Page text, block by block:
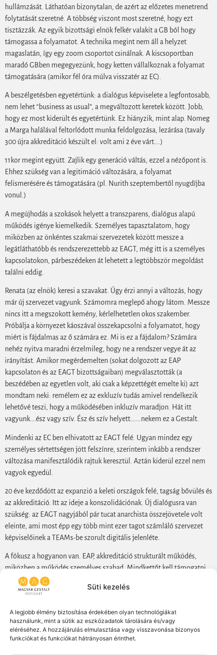
Süti kezelés
A legjobb élmény biztosítása érdekében olyan technológiákat
használunk, mint a sütik az eszközadatok tárolására és/vagy
eléréséhez. A hozzájárulás elmulasztása vagy visszavonása bizonyos
funkciókat és funkciókat hátrányosan érinthet.
hullámzását. Láthatóan bizonytalan, de azért az előzetes menetrend
folytatását szeretné. A többség viszont most szeretné, hogy ezt
tisztázzák. Az egyik bizottsági elnök felkér valakit a GB ból hogy
támogassa a folyamatot. A technika megint nem áll a helyzet
magaslatán, így egy zoom csoportot csinálnak. A kiscsoportban
maradó GBben megegyezünk, hogy ketten vállalkoznak a folyamat
támogatására (amikor fél óra múlva visszatér az EC).
A beszélgetésben egyetértünk: a dialógus képviselete a legfontosabb,
nem lehet “business as usual”, a megváltozott keretek között. Jobb,
hogy ez most kiderült és egyetértünk. Ez hiányzik, mint alap. Nomeg
a Marga halálával feltorlódott munka feldolgozása, lezárása (tavaly
300 újra akkreditáció készült el: volt ami 2 éve várt….)
11kor megint együtt. Zajlik egy generáció váltás, ezzel a nézőpont is.
Ehhez szükség van a legitimáció változására, a folyamat
felismerésére és támogatására (pl. Nurith szeptembertől nyugdíjba
vonul.)
A megújhodás a szokások helyett a transzparens, dialógus alapú
működés igénye kiemelkedik. Személyes tapasztalatom, hogy
miközben az önkéntes szakmai szervezetek között messze a
legátláthatóbb és rendszerezettebb az EAGT, még itt is a személyes
kapcsolatokon, párbeszédeken át lehetett a legtöbbször megoldást
találni eddig.
Renata (az elnök) keresi a szavakat. Úgy érzi annyi a változás, hogy
már új szervezet vagyunk. Számomra meglepő ahogy látom. Messze
nincs itt a megszokott kemény, kérlelhetetlen okos szakember.
Próbálja a környezet káoszával összekapcsolni a folyamatot, hogy
miért is fájdalmas az ő számára ez. Mi is ez a fájdalom? Számára
nehéz nyitva maradni érzelmileg, hogy ne a rendszer vegye át az
irányítást. Amikor megérdemelten (sokat dolgozott az EAP
kapcsolaton és az EAGT bizottságaiban) megválasztották (a
beszédében az egyetlen volt, aki csak a képzettégét emelte ki) azt
mondtam neki: remélem ez az exkluzív tudás amivel rendelkezik
lehetővé teszi, hogy a működésében inkluzív maradjon. Hát itt
vagyunk….ész vagy szív. Ész és szív helyett…….nekem ez a Gestalt.
Mindenki az EC ben elhivatott az EAGT felé. Ugyan mindez egy
személyes sértettségen jött felszínre, szerintem inkább a rendszer
változása manifesztálódik rajtuk keresztül. Aztán kiderül ezzel nem
vagyok egyedül.
20 éve kezdődött az expanzió a keleti országok felé, tagság bővülés és
az akkreditáció. Itt az ideje a konszolidációnak. Új dialógusra van
szükség: az EAGT nagyjából pár tucat anarchista összejövetele volt
eleinte, ami most épp egy több mint ezer tagot számláló szervezet
képviselőinek a TEAMs-be szorult digitális jelenléte.
A fókusz a hogyanon van. EAP, akkreditáció strukturált működés,
miközben a működés személyes szabad. Mindkettőt kell támogatni.
Horizontális, anarchikus, személyes, hálózatos vagy strukturális
fentről le. Struktúra kell az előző támogatására és nem helyette.
A Gestalt horizontális. Ezt érdemes képviselni. Nem (csak) a
riportokat kéne olvasni, hanem beszélgetni. Hasonló folyamatok
vannak Belgiumban, Hollandiában. ahogy nálunk is.